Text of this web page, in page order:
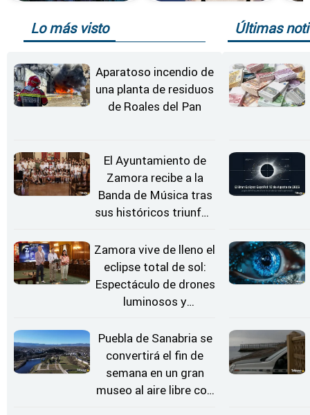
Lo más visto
Aparatoso incendio de
una planta de residuos
de Roales del Pan
El Ayuntamiento de
Zamora recibe a la
Banda de Música tras
sus históricos triunfos
Zamora vive de lleno el
eclipse total de sol:
Espectáculo de drones
luminosos y
Estrellas
Puebla de Sanabria se
convertirá el fin de
semana en un gran
museo al aire libre con
Últimas